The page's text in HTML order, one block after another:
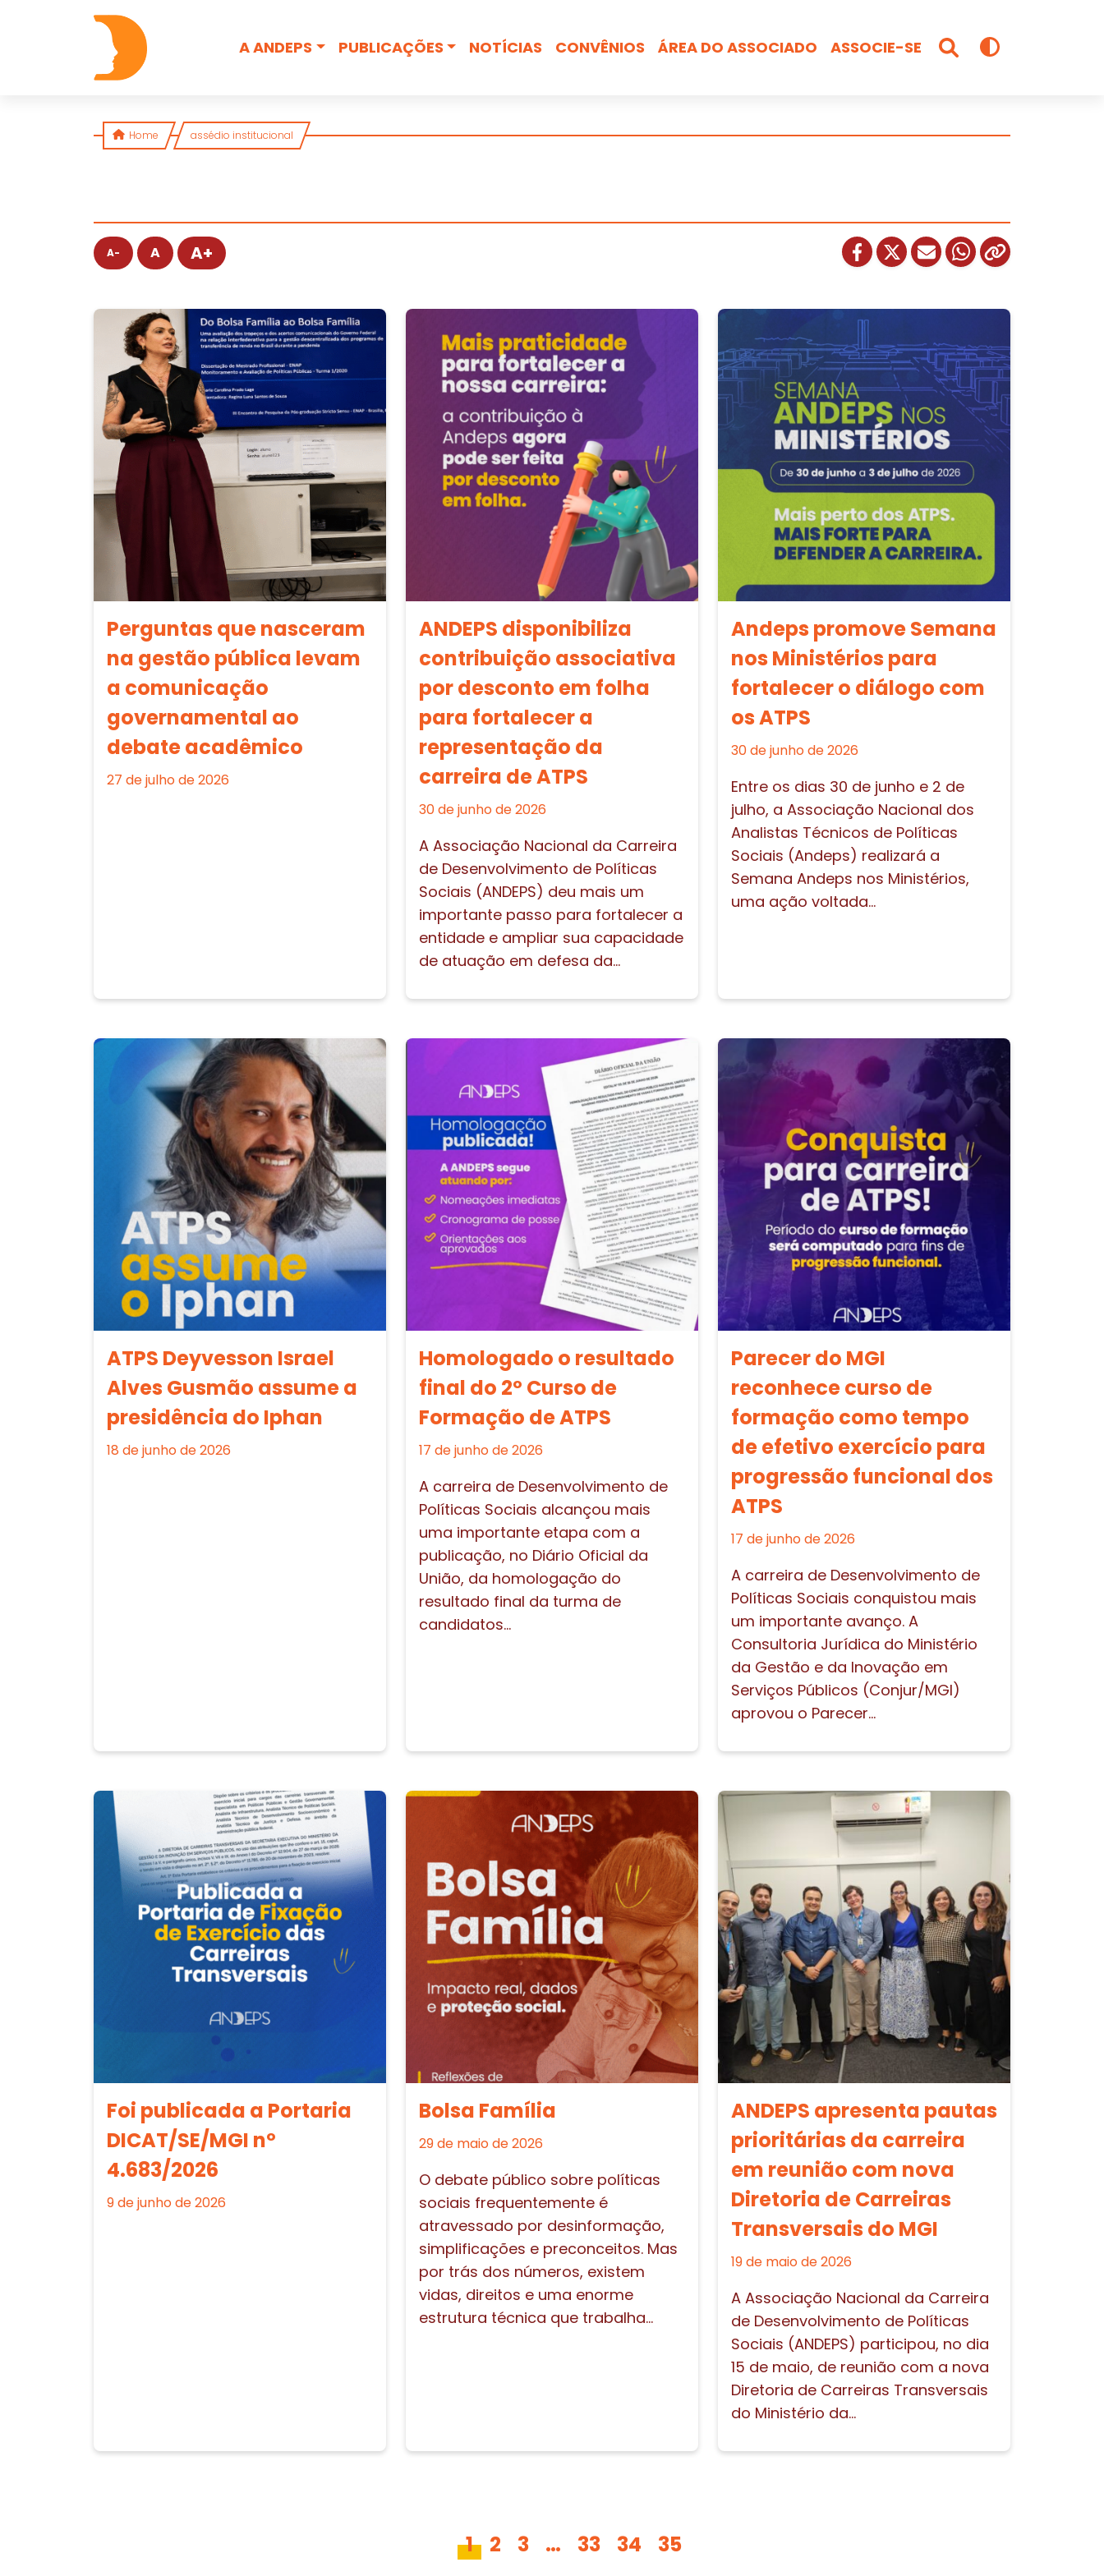
Skip to content
A ANDEPS
PUBLICAÇÕES NOTÍCIAS CONVÊNIOS ÁREA DO ASSOCIADO ASSOCIE-SE
Busca
Home assédio institucional
A- A A+
Perguntas que nasceram
na gestão pública levam
a comunicação
governamental ao
debate acadêmico
27 de julho de 2026
ANDEPS disponibiliza
contribuição associativa
por desconto em folha
para fortalecer a
representação da
carreira de ATPS
30 de junho de 2026
A Associação Nacional da Carreira
de Desenvolvimento de Políticas
Sociais (ANDEPS) deu mais um
importante passo para fortalecer a
entidade e ampliar sua capacidade
de atuação em defesa da...
Andeps promove Semana
nos Ministérios para
fortalecer o diálogo com
os ATPS
30 de junho de 2026
Entre os dias 30 de junho e 2 de
julho, a Associação Nacional dos
Analistas Técnicos de Políticas
Sociais (Andeps) realizará a
Semana Andeps nos Ministérios,
uma ação voltada...
ATPS Deyvesson Israel
Alves Gusmão assume a
presidência do Iphan
18 de junho de 2026
Homologado o resultado
final do 2º Curso de
Formação de ATPS
17 de junho de 2026
A carreira de Desenvolvimento de
Políticas Sociais alcançou mais
uma importante etapa com a
publicação, no Diário Oficial da
União, da homologação do
resultado final da turma de
candidatos...
Parecer do MGI
reconhece curso de
formação como tempo
de efetivo exercício para
progressão funcional dos
ATPS
17 de junho de 2026
A carreira de Desenvolvimento de
Políticas Sociais conquistou mais
um importante avanço. A
Consultoria Jurídica do Ministério
da Gestão e da Inovação em
Serviços Públicos (Conjur/MGI)
aprovou o Parecer...
Foi publicada a Portaria
DICAT/SE/MGI nº
4.683/2026
9 de junho de 2026
Bolsa Família
29 de maio de 2026
O debate público sobre políticas
sociais frequentemente é
atravessado por desinformação,
simplificações e preconceitos. Mas
por trás dos números, existem
vidas, direitos e uma enorme
estrutura técnica que trabalha...
ANDEPS apresenta pautas
prioritárias da carreira
em reunião com nova
Diretoria de Carreiras
Transversais do MGI
19 de maio de 2026
A Associação Nacional da Carreira
de Desenvolvimento de Políticas
Sociais (ANDEPS) participou, no dia
15 de maio, de reunião com a nova
Diretoria de Carreiras Transversais
do Ministério da...
1 2 3 … 33 34 35